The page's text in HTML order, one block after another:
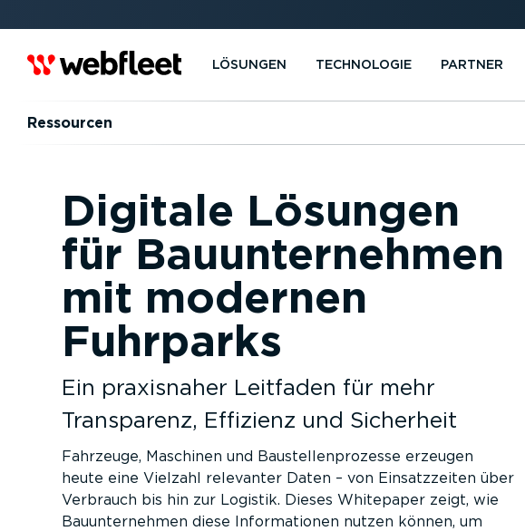
LÖSUNGEN TECHNOLOGIE PARTNER
Ressourcen
Digitale Lösungen
für Bauunternehmen
mit modernen
Fuhrparks
Ein praxisnaher Leitfaden für mehr
Transparenz, Effizienz und Sicherheit
Fahrzeuge, Maschinen und Baustellenprozesse erzeugen
heute eine Vielzahl relevanter Daten – von Einsatzzeiten über
Verbrauch bis hin zur Logistik. Dieses Whitepaper zeigt, wie
Bauunternehmen diese Informationen nutzen können, um